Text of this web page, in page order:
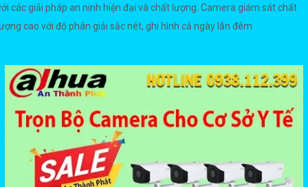
các giải pháp an ninh hiện đại và chất lượng. Camera giám sát chất
cao với độ phân giải sắc nét, ghi hình cả ngày lẫn đêm